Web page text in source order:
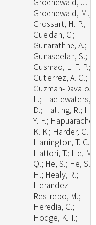
Groenewald, M.;
Grossart, H. P.;
Gueidan, C.;
Gunarathne, A.;
Gunaseelan, S.;
Gusmao, L. F. P.;
Gutierrez, A. C.;
Guzman-Davalos,
L.; Haelewaters,
D.; Halling, R.;
Y. F.;
K. K.; Harder, C.
Harrington, T. C.;
Hattori, T.; He, M.
Q.; He, S.; He, S.
H.; Healy, R.;
Herandez-
Restrepo, M.;
Heredia, G.;
Hodge, K. T.;